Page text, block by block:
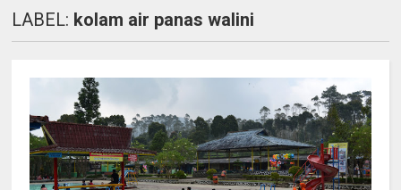
LABEL: kolam air panas walini